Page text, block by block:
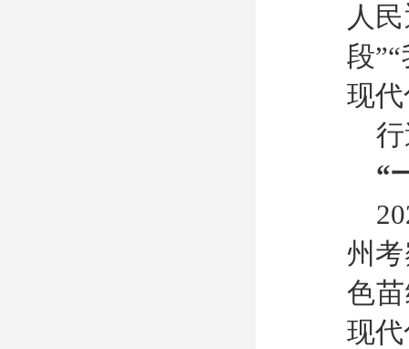
人
段
现
“
州
色
现